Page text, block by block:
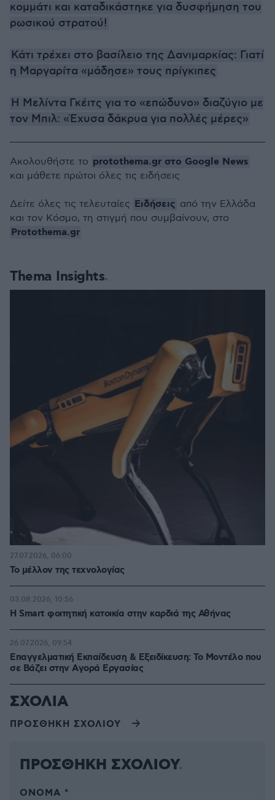
κομμάτι και καταδικάστηκε για δυσφήμηση του
ρωσικού στρατού!
Κάτι τρέχει στο βασίλειο της Δανιμαρκίας: Γιατί
η Μαργαρίτα «μάδησε» τους πρίγκιπες
Η Μελίντα Γκέιτς για το «επώδυνο» διαζύγιο με
τον Μπιλ: «Έχυσα δάκρυα για πολλές μέρες»
Thema Insights
Το μέλλον της τεχνολογίας
27.07.2026, 06:00
Η Smart φοιτητική κατοικία στην καρδιά της Αθήνας
03.08.2026, 10:56
Επαγγελματική Εκπαίδευση & Εξειδίκευση: Το Mοντέλο που
σε Bάζει στην Aγορά Eργασίας
26.07.2026, 09:54
Ακολουθήστε το protothema.gr στο Google News
και μάθετε πρώτοι όλες τις ειδήσεις
Δείτε όλες τις τελευταίες Ειδήσεις από την Ελλάδα
και τον Κόσμο, τη στιγμή που συμβαίνουν, στο
Protothema.gr
ΣΧΟΛΙΑ
ΠΡΟΣΘΗΚΗ ΣΧΟΛΙΟΥ
ΠΡΟΣΘΗΚΗ ΣΧΟΛΙΟΥ
ΌΝΟΜΑ *